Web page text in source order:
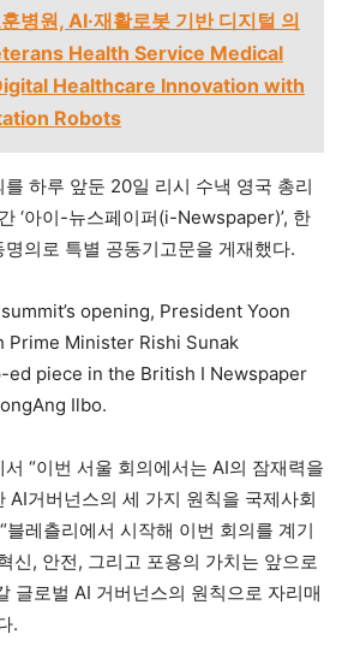
병원, AI·재활로봇 기반 디지털 의
Health Service Medical
Healthcare Innovation with
Robots
하루 앞둔 20일 리시 수낵 영국 총리
‘아이-뉴스페이퍼(i-Newspaper)’, 한
의로 특별 공동기고문을 게재했다.
opening, President Yoon
Prime Minister Rishi Sunak
ed piece in the British I Newspaper
Ilbo.
“이번 서울 회의에서는 AI의 잠재력을
AI거버넌스의 세 가지 원칙을 국제사회
블레츨리에서 시작해 이번 회의를 계기
신, 안전, 그리고 포용의 가치는 앞으로
글로벌 AI 거버넌스의 원칙으로 자리매
.